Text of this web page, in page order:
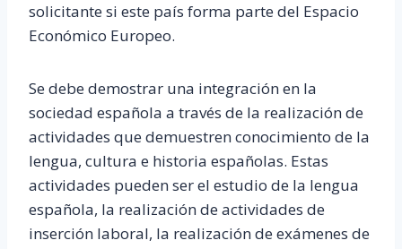
solicitante si este país forma parte del Espacio
Económico Europeo.
Se debe demostrar una integración en la
sociedad española a través de la realización de
actividades que demuestren conocimiento de la
lengua, cultura e historia españolas. Estas
actividades pueden ser el estudio de la lengua
española, la realización de actividades de
inserción laboral, la realización de exámenes de